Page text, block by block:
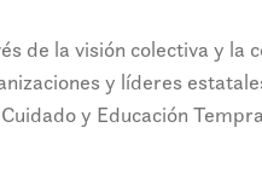
de la visión colectiva y la
y líderes
y Educación